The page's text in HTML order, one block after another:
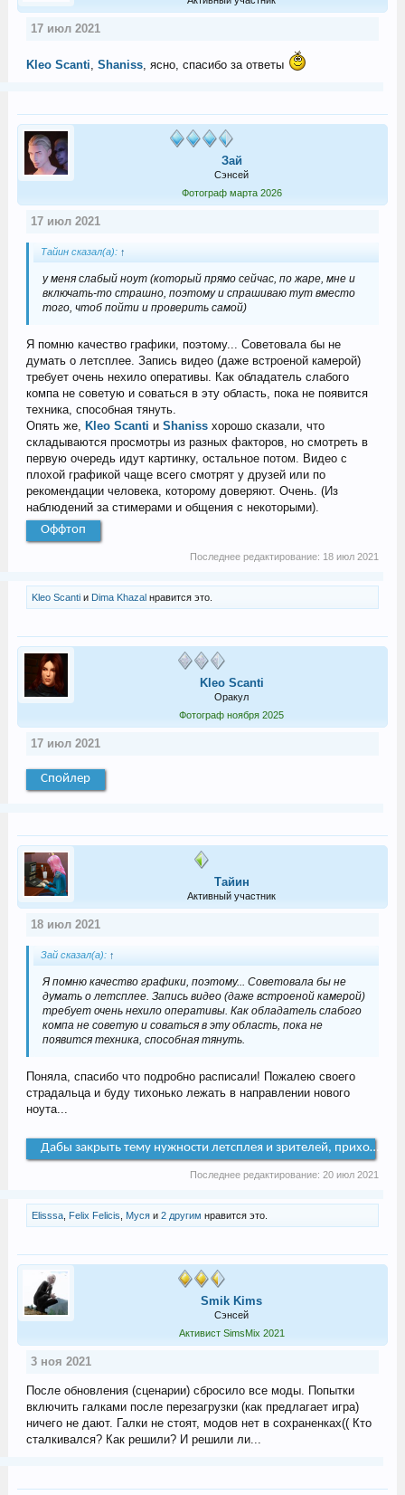
17 июл 2021
Kleo Scanti Shaniss, ясно, спасибо за ответы
Зай
Сэнсей
Фотограф марта 2026
17 июл 2021
Тайин сказал(а): ↑
у меня слабый ноут (который прямо сейчас, по жаре, мне и
включать-то страшно, поэтому и спрашиваю тут вместо
того, чтоб пойти и проверить самой)
Я помню качество графики, поэтому... Советовала бы не
думать о летсплее. Запись видео (даже встроеной камерой)
требует очень нехило оперативы. Как обладатель слабого
компа не советую и соваться в эту область, пока не появится
техника, способная тянуть.
Опять же,
Kleo Scanti и Shanissхорошо сказали, что
складываются просмотры из разных факторов, но смотреть в
первую очередь идут картинку, остальное потом. Видео с
плохой графикой чаще всего смотрят у друзей или по
рекомендации человека, которому доверяют. Очень. (Из
наблюдений за стимерами и общения с некоторыми).
Оффтоп
Последнее редактирование: 18 июл 2021
Kleo Scantiи Dima Khazalнравится это.
Kleo Scanti
Оракул
Фотограф ноября 2025
17 июл 2021
Спойлер
Тайин
Активный участник
18 июл 2021
Зай сказал(а): ↑
Я помню качество графики, поэтому... Советовала бы не
думать о летсплее. Запись видео (даже встроеной камерой)
требует очень нехило оперативы. Как обладатель слабого
компа не советую и соваться в эту область, пока не
появится техника, способная тянуть.
Поняла, спасибо что подробно расписали! Пожалею своего
страдальца и буду тихонько лежать в направлении нового
ноута...
Дабы закрыть тему нужности летсплея и зрителей,
Последнее редактирование:20 июл 2021
Elisssa, Felix Felicis Мусяи 2 другим нравится это.
Smik Kims
Сэнсей
Активист SimsMix 2021
3 ноя 2021
После обновления (сценарии) сбросило все моды. Попытки
включить галками после перезагрузки (как предлагает игра)
ничего не дают. Галки не стоят, модов нет в сохраненках(( Кто
сталкивался? Как решили? И решили ли...